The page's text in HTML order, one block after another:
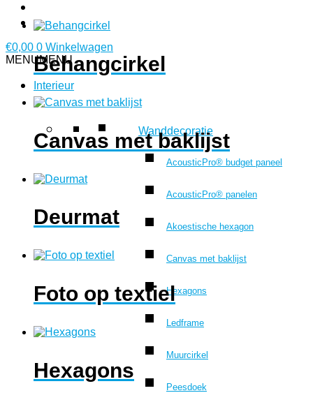
€0,00 0 Winkelwagen
MENUMENU
Interieur
Wanddecoratie
AcousticPro® budget paneel
AcousticPro® panelen
Akoestische hexagon
Canvas met baklijst
Hexagons
Ledframe
Muurcirkel
Peesdoek
Behangcirkel
Canvas met baklijst
Deurmat
Foto op textiel
Hexagons